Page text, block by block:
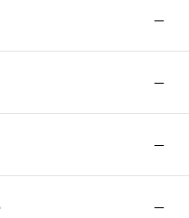
—
—
—
—